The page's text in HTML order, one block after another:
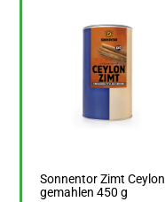
Sonnentor Zimt Ceylon
gemahlen 450 g